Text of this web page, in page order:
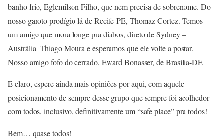
banho frio, Eglemilson Filho, que nem precisa de sobrenome. Do
nosso garoto prodígio lá de Recife-PE, Thomaz Cortez. Temos
um amigo que mora longe pra diabos, direto de Sydney –
Austrália, Thiago Moura e esperamos que ele volte a postar.
Nosso amigo fofo do cerrado, Eward Bonasser, de Brasília-DF.
E claro, espere ainda mais opiniões por aqui, com aquele
posicionamento de sempre desse grupo que sempre foi acolhedor
com todos, inclusivo, definitivamente um “safe place” pra todos!
Bem… quase todos!